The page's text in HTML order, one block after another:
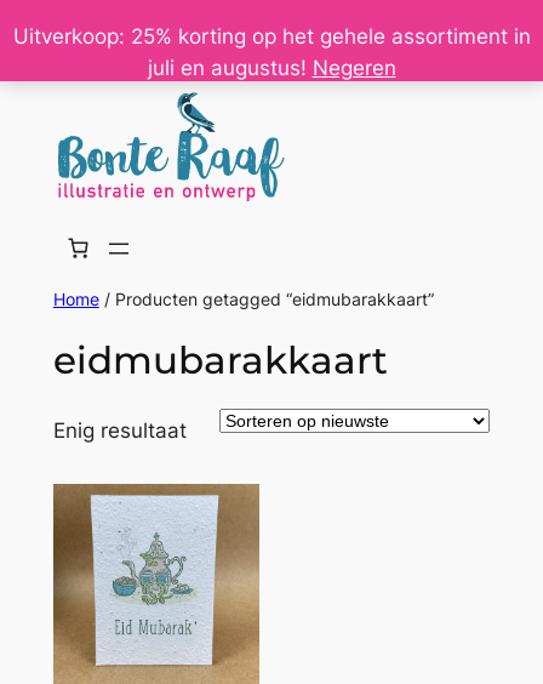
Uitverkoop: 25% korting op het gehele assortiment in
juli en augustus! Negeren
Ga
de
Home/ Producten getagged “eidmubarakkaart”
eidmubarakkaart
Enig resultaat